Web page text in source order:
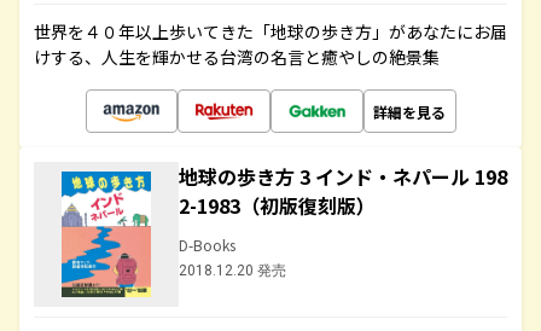
世界を４０年以上歩いてきた「地球の歩き方」があなたにお届
けする、人生を輝かせる台湾の名言と癒やしの絶景集
詳細を見る
地球の歩き方 3 インド・ネパール 198
2-1983（初版復刻版）
D-Books
2018.12.20 発売